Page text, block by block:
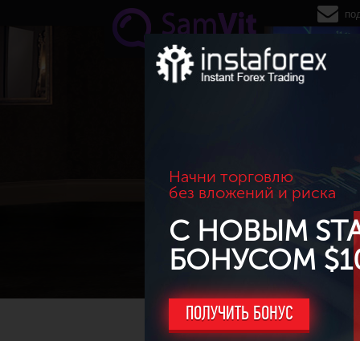
Перейти к основному содержанию
Начни торговлю
без вложений и риска
С НОВЫМ
БОНУСОМ
ПОЛУЧИТЬ БОНУС